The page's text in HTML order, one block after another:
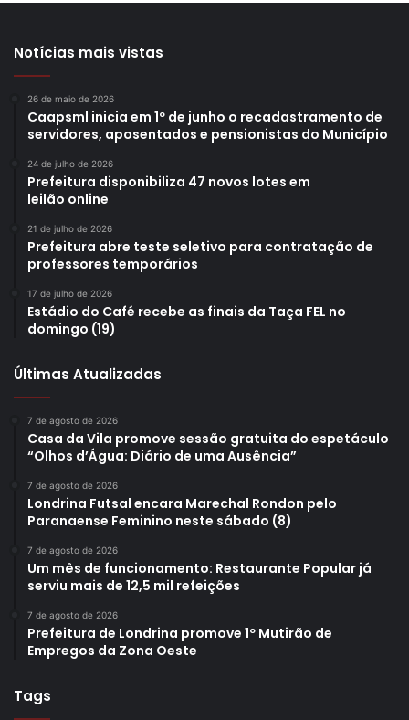
Notícias mais vistas
26 de maio de 2026
Caapsml inicia em 1º de junho o recadastramento de
servidores, aposentados e pensionistas do Município
24 de julho de 2026
Prefeitura disponibiliza 47 novos lotes em
leilão online
21 de julho de 2026
Prefeitura abre teste seletivo para contratação de
professores temporários
17 de julho de 2026
Estádio do Café recebe as finais da Taça FEL no
domingo (19)
Últimas Atualizadas
7 de agosto de 2026
Casa da Vila promove sessão gratuita do espetáculo
“Olhos d’Água: Diário de uma Ausência”
7 de agosto de 2026
Londrina Futsal encara Marechal Rondon pelo
Paranaense Feminino neste sábado (8)
7 de agosto de 2026
Um mês de funcionamento: Restaurante Popular já
serviu mais de 12,5 mil refeições
7 de agosto de 2026
Prefeitura de Londrina promove 1º Mutirão de
Empregos da Zona Oeste
Tags